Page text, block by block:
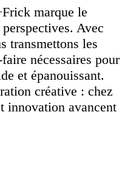
marque le
Avec
transmettons les
nécessaires pour
et épanouissant.
créative : chez
innovation avancent